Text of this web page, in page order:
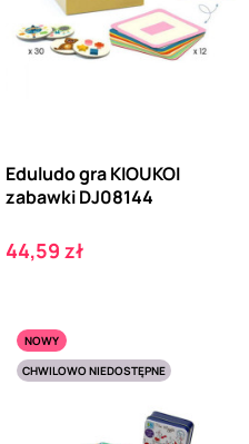
Eduludo gra KIOUKOI
zabawki DJ08144
Cena
44,59 zł
NOWY
CHWILOWO NIEDOSTĘPNE